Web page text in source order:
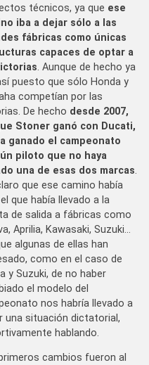
técnicos, ya que ese
iba a dejar sólo a las
fábricas como únicas
capaces de optar a
. Aunque de hecho ya
puesto que sólo Honda y
competían por las
De hecho desde 2007,
Stoner ganó con Ducati,
ganado el campeonato
piloto que no haya
una de esas dos marcas.
que ese camino había
que había llevado a la
de salida a fábricas como
Aprilia, Kawasaki, Suzuki…
algunas de ellas han
como en el caso de
y Suzuki, de no haber
el modelo del
nos habría llevado a
una situación dictatorial,
hablando.
cambios fueron al